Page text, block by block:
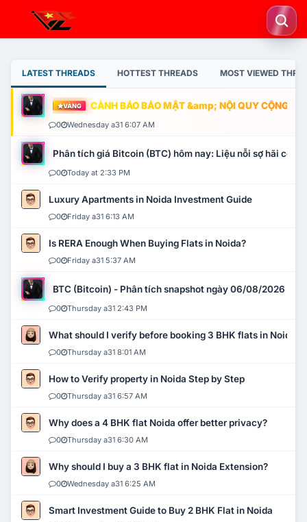
LATEST THREADS HOTTEST THREADS MOST VIEWED
VÀNG CẢNH BÁO BẢO MẬT &amp; NỘI QUY CỘNG
0 Wednesday a31 6:07 AM
Phân tích giá Bitcoin (BTC) hôm nay: Liệu nỗi sợ hãi có
0 Today at 2:33 PM
Luxury Apartments in Noida Investment Guide
0 Friday a31 6:13 AM
Is RERA Enough When Buying Flats in Noida?
0 Friday a31 5:37 AM
BTC (Bitcoin) - Phân tích snapshot ngày 06/08/2026
0 Thursday a31 2:43 PM
What should I verify before booking 3 BHK flats in Noida?
0 Thursday a31 8:01 AM
How to Verify property in Noida Step by Step
0 Thursday a31 6:57 AM
Why does a 4 BHK flat Noida offer better privacy?
0 Thursday a31 6:30 AM
Why should I buy a 3 BHK flat in Noida Extension?
0 Wednesday a31 6:25 AM
Smart Investment Guide to Buy 2 BHK Flat in Noida